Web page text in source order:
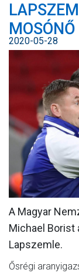
2020-05-28
A Magyar
Michael Borist
Lapszemle.
Ősrégi